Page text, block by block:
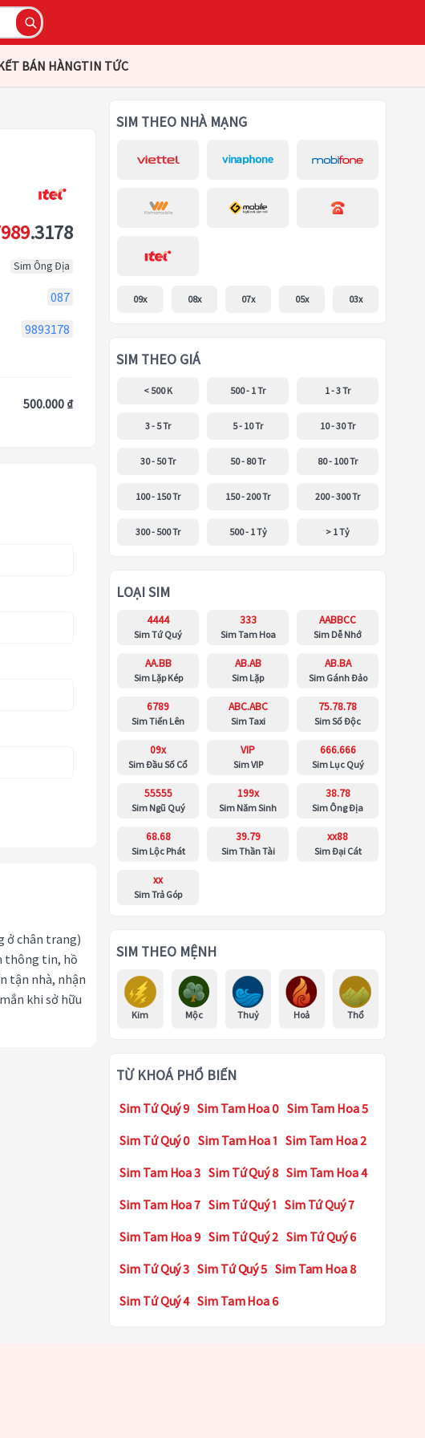
BÁN HÀNGTIN TỨC
.3178
Sim Ông Địa
087
9893178
500.000 ₫
ở chân trang)
thông tin, hồ
tận nhà, nhận
khi sở hữu
SIM THEO NHÀ MẠNG
09x 08x 07x 05x 03x
SIM THEO GIÁ
< 500 K 500 - 1 Tr 1 - 3 Tr
3 - 5 Tr 5 - 10 Tr 10 - 30 Tr
30 - 50 Tr 50 - 80 Tr 80 - 100 Tr
100 - 150 Tr 150 - 200 Tr 200 - 300 Tr
300 - 500 Tr 500 - 1 Tỷ > 1 Tỷ
LOẠI SIM
4444
Sim Tứ Quý
333
Sim Tam Hoa
AABBCC
Sim Dễ Nhớ
AA.BB
Sim Lặp Kép
AB.AB
Sim Lặp
AB.BA
Sim Gánh Đảo
6789
Sim Tiến Lên
ABC.ABC
Sim Taxi
75.78.78
Sim Số Độc
09x
Sim Đầu Số Cổ
VIP
Sim VIP
666.666
Sim Lục Quý
55555
Sim Ngũ Quý
199x
Sim Năm Sinh
38.78
Sim Ông Địa
68.68
Sim Lộc Phát
39.79
Sim Thần Tài
xx88
Sim Đại Cát
xx
Sim Trả Góp
SIM THEO MỆNH
Kim Mộc Thuỷ Hoả Thổ
TỪ KHOÁ PHỔ BIẾN
Sim Tứ Quý 9 Sim Tam Hoa 0 Sim Tam Hoa 5
Sim Tứ Quý 0 Sim Tam Hoa 1 Sim Tam Hoa 2
Sim Tam Hoa 3 Sim Tứ Quý 8 Sim Tam Hoa 4
Sim Tam Hoa 7 Sim Tứ Quý 1 Sim Tứ Quý 7
Sim Tam Hoa 9 Sim Tứ Quý 2 Sim Tứ Quý 6
Sim Tứ Quý 3 Sim Tứ Quý 5 Sim Tam Hoa 8
Sim Tứ Quý 4 Sim Tam Hoa 6